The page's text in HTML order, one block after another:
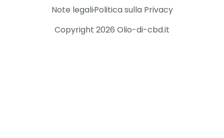
Copyright 2026 Olio-di-cbd.it
Note legaliPolitica sulla Privacy